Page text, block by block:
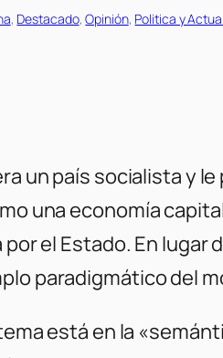
, Destacado, Opinión, Politica y
un país socialista y
una economía
el Estado. En
paradigmático del
está en la